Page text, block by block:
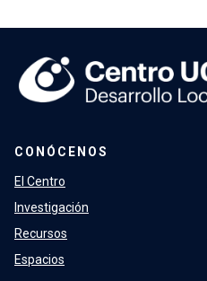
CONÓCENOS
El Centro
Investigación
Recursos
Espacios